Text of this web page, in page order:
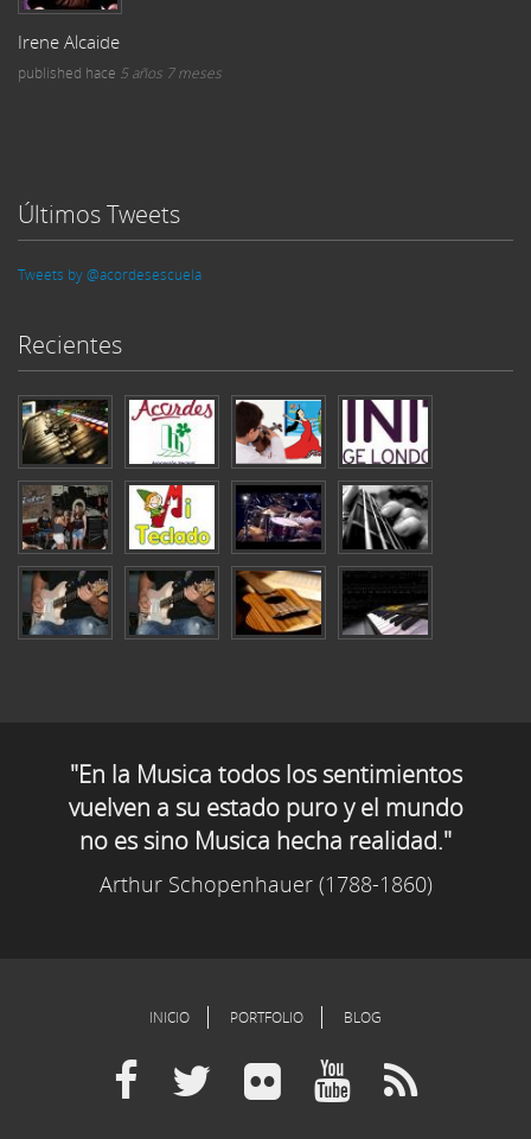
Irene Alcaide
published hace 5 años 7 meses
Últimos Tweets
Tweets by @acordesescuela
Recientes
"En la Musica todos los sentimientos
vuelven a su estado puro y el mundo
no es sino Musica hecha realidad."
Arthur Schopenhauer (1788-1860)
INICIO PORTFOLIO BLOG